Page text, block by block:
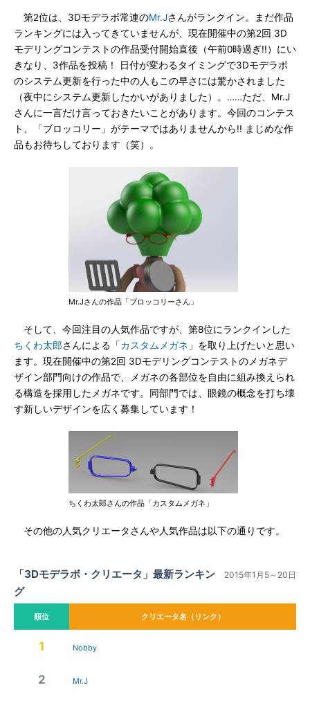
第2位は、3Dモデラボ常連のMr.Jさんがランクイン。まだ作品
ランキングには入ってきていませんが、現在開催中の第2回 3D
モデリングコンテストの作品受付開始直後（午前0時過ぎ!!）にい
きなり、3作品を投稿！ 日付が変わるタイミングで3Dモデラボ
のシステム更新を行った中の人もこの早さには驚かされました
（夜中にシステム更新したかいがありました）。……ただ、Mr.J
さんに一言だけ言っておきたいことがあります。今回のコンテス
ト、「ブロッコリー」がテーマではありませんから!! まじめな作
品もお待ちしております（笑）。
Mr.Jさんの作品「ブロッコリーさん」
そして、今回注目の人気作品ですが、第8位にランクインした
ちくわ太郎さんによる「カスタムメガネ 」を取り上げたいと思い
ます。現在開催中の第2回 3Dモデリングコンテストのメガネデ
ザイン部門向けの作品で、メガネの各部位を自由に組み換えられ
る構造を採用したメガネです。同部門では、眼鏡の概念を打ち壊
す新しいデザインを広く募集しています！
ちくわ太郎さんの作品「カスタムメガネ」
その他の人気クリエータさんや人気作品は以下の通りです。
「3Dモデラボ・クリエータ」最新ランキン
グ
2015年1月5～20日
順位 クリエータ名（リンク）
1 Nobby
2 Mr.J